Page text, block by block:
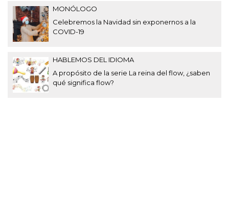
MONÓLOGO
Celebremos la Navidad sin exponernos a la
COVID-19
HABLEMOS DEL IDIOMA
A propósito de la serie La reina del flow, ¿saben
qué significa flow?